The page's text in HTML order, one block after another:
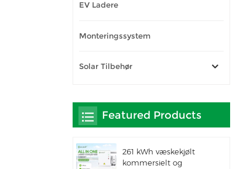
EV Ladere
Monteringssystem
Solar Tilbehør
Featured Products
261 kWh væskekjølt
kommersielt og